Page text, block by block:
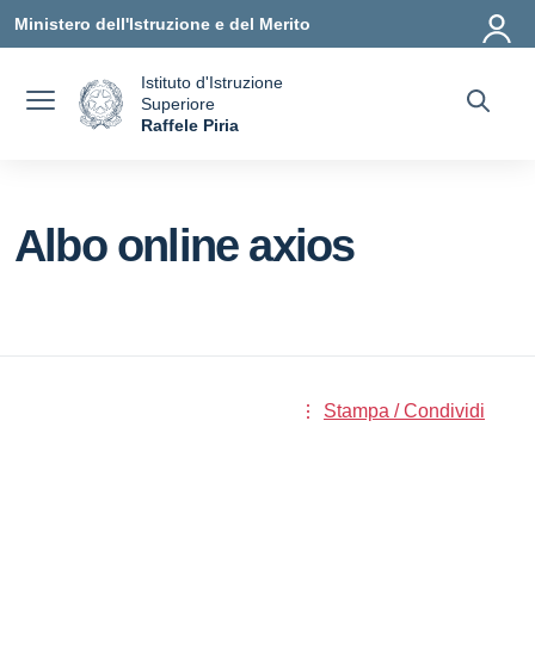
Ministero dell'Istruzione e del Merito
Istituto d'Istruzione
Superiore
Raffele Piria
Albo online axios
Stampa / Condividi